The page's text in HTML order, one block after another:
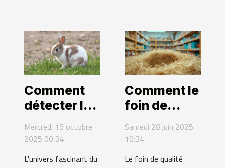
Comment
détecter les
troubles
digestifs
Mercredi 15 octobre
2025 00:34
L'univers fascinant du
Comment le
foin de
qualité
supérieure
Samedi 28 juin 2025
10:34
Le foin de qualité